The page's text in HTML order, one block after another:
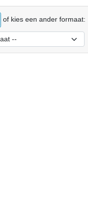
of kies een ander formaat: